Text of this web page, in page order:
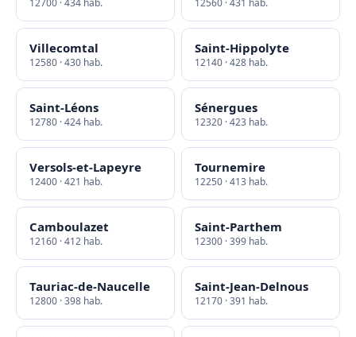
12700 · 434 hab. 12560 · 431 hab.
Villecomtal
12580 · 430 hab.
Saint-Hippolyte
12140 · 428 hab.
Saint-Léons
12780 · 424 hab.
Sénergues
12320 · 423 hab.
Versols-et-Lapeyre
12400 · 421 hab.
Tournemire
12250 · 413 hab.
Camboulazet
12160 · 412 hab.
Saint-Parthem
12300 · 399 hab.
Tauriac-de-Naucelle
12800 · 398 hab.
Saint-Jean-Delnous
12170 · 391 hab.